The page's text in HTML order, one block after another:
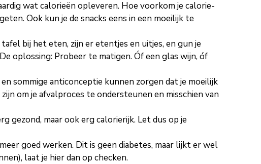
wat calorieën opleveren. Hoe voorkom je calorie-
Ook kun je de snacks eens in een moeilijk te
bij het eten, zijn er etentjes en uitjes, en gun je
oplossing: Probeer te matigen. Óf een glas wijn, óf
sommige anticonceptie kunnen zorgen dat je moeilijk
om je afvalproces te ondersteunen en misschien van
gezond, maar ook erg calorierijk. Let dus op je
goed werken. Dit is geen diabetes, maar lijkt er wel
laat je hier dan op checken.